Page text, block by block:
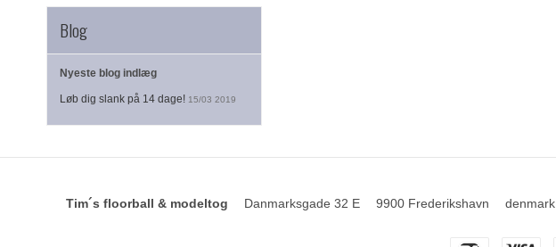
Blog
Nyeste blog indlæg
Løb dig slank på 14 dage! 15/03 2019
Tim´s floorball & modeltog Danmarksgade 32 E 9900 Frederikshavn denmark